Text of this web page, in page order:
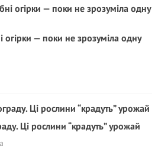
огірки — поки не зрозуміла одну
Ці рослини “крадyть” урожай